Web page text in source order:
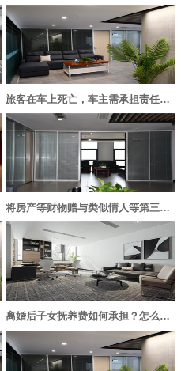
旅客在车上死亡，车主需承担责任吗？
将房产等财物赠与类似情人等第三者的行为无效
离婚后子女抚养费如何承担？怎么变更？